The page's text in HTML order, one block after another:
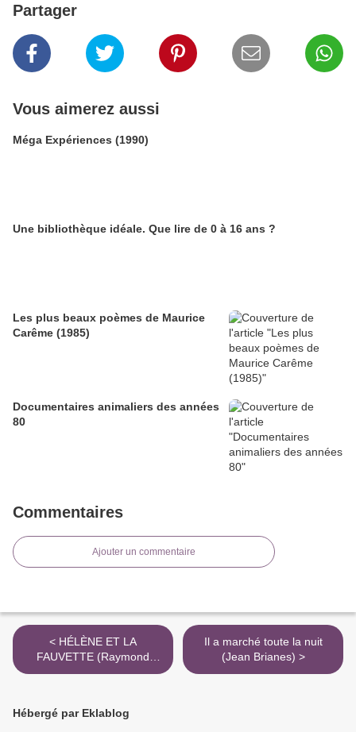
Partager
Vous aimerez aussi
Méga Expériences (1990)
Une bibliothèque idéale. Que lire de 0 à 16 ans ?
Les plus beaux poèmes de Maurice
Carême (1985)
Documentaires animaliers des années
80
Commentaires
Ajouter un commentaire
< HÉLÈNE ET LA
FAUVETTE (Raymond
Jean)
Il a marché toute la nuit
(Jean Brianes) >
Hébergé par Eklablog